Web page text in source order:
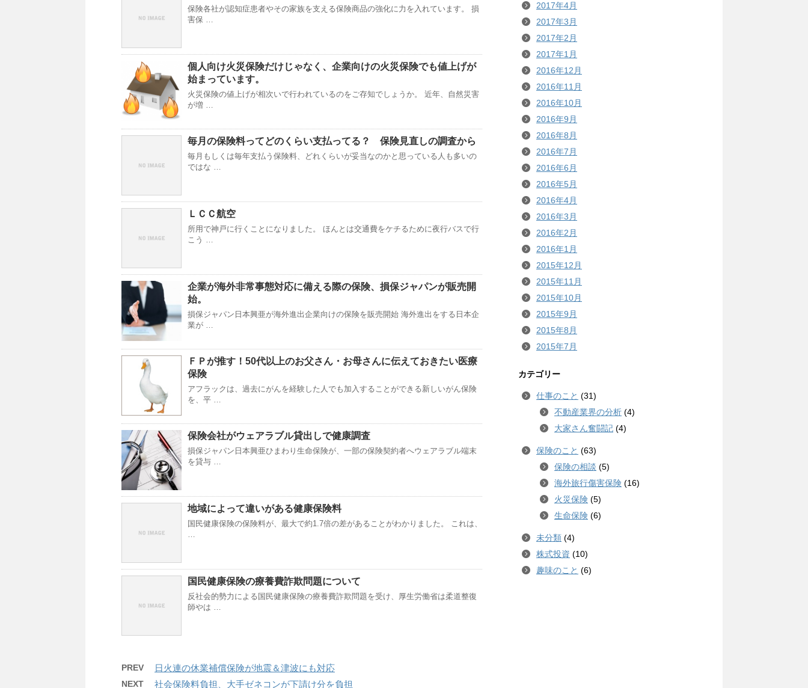
保険各社が認知症患者やその家族を支える保険商品の強化に力を入れています。 損
害保 …
個人向け火災保険だけじゃなく、企業向けの火災保険でも値上げが
始まっています。
火災保険の値上げが相次いで行われているのをご存知でしょうか。 近年、自然災害
が増 …
毎月の保険料ってどのくらい支払ってる？ 保険見直しの調査から
毎月もしくは毎年支払う保険料、どれくらいが妥当なのかと思っている人も多いの
ではな …
ＬＣＣ航空
所用で神戸に行くことになりました。 ほんとは交通費をケチるために夜行バスで行
こう …
企業が海外非常事態対応に備える際の保険、損保ジャパンが販売開
始。
損保ジャパン日本興亜が海外進出企業向けの保険を販売開始 海外進出をする日本企
業が …
ＦＰが推す！50代以上のお父さん・お母さんに伝えておきたい医療
保険
アフラックは、過去にがんを経験した人でも加入することができる新しいがん保険
を、平 …
保険会社がウェアラブル貸出しで健康調査
損保ジャパン日本興亜ひまわり生命保険が、一部の保険契約者へウェアラブル端末
を貸与 …
地域によって違いがある健康保険料
国民健康保険の保険料が、最大で約1.7倍の差があることがわかりました。 これは、
…
国民健康保険の療養費詐欺問題について
反社会的勢力による国民健康保険の療養費詐欺問題を受け、厚生労働省は柔道整復
師やは …
PREV 日火連の休業補償保険が地震＆津波にも対応
NEXT 社会保険料負担、大手ゼネコンが下請け分を負担
2017年4月
2017年3月
2017年2月
2017年1月
2016年12月
2016年11月
2016年10月
2016年9月
2016年8月
2016年7月
2016年6月
2016年5月
2016年4月
2016年3月
2016年2月
2016年1月
2015年12月
2015年11月
2015年10月
2015年9月
2015年8月
2015年7月
カテゴリー
仕事のこと (31)
不動産業界の分析 (4)
大家さん奮闘記 (4)
保険のこと (63)
保険の相談 (5)
海外旅行傷害保険 (16)
火災保険 (5)
生命保険 (6)
未分類 (4)
株式投資 (10)
趣味のこと (6)